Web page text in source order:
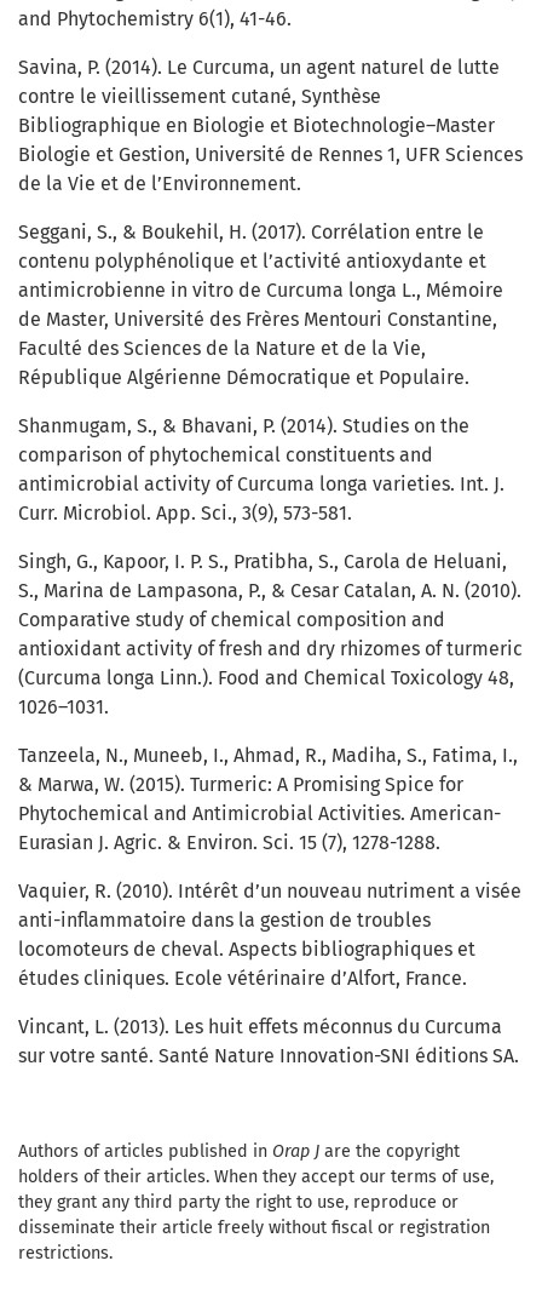
and Phytochemistry 6(1), 41-46.
Savina, P. (2014). Le Curcuma, un agent naturel de lutte
contre le vieillissement cutané, Synthèse
Bibliographique en Biologie et Biotechnologie–Master
Biologie et Gestion, Université de Rennes 1, UFR Sciences
de la Vie et de l’Environnement.
Seggani, S., & Boukehil, H. (2017). Corrélation entre le
contenu polyphénolique et l’activité antioxydante et
antimicrobienne in vitro de Curcuma longa L., Mémoire
de Master, Université des Frères Mentouri Constantine,
Faculté des Sciences de la Nature et de la Vie,
République Algérienne Démocratique et Populaire.
Shanmugam, S., & Bhavani, P. (2014). Studies on the
comparison of phytochemical constituents and
antimicrobial activity of Curcuma longa varieties. Int. J.
Curr. Microbiol. App. Sci., 3(9), 573-581.
Singh, G., Kapoor, I. P. S., Pratibha, S., Carola de Heluani,
S., Marina de Lampasona, P., & Cesar Catalan, A. N. (2010).
Comparative study of chemical composition and
antioxidant activity of fresh and dry rhizomes of turmeric
(Curcuma longa Linn.). Food and Chemical Toxicology 48,
1026–1031.
Tanzeela, N., Muneeb, I., Ahmad, R., Madiha, S., Fatima, I.,
& Marwa, W. (2015). Turmeric: A Promising Spice for
Phytochemical and Antimicrobial Activities. American-
Eurasian J. Agric. & Environ. Sci. 15 (7), 1278-1288.
Vaquier, R. (2010). Intérêt d’un nouveau nutriment a visée
anti-inflammatoire dans la gestion de troubles
locomoteurs de cheval. Aspects bibliographiques et
études cliniques. Ecole vétérinaire d’Alfort, France.
Vincant, L. (2013). Les huit effets méconnus du Curcuma
sur votre santé. Santé Nature Innovation-SNI éditions SA.
Authors of articles published in Orap J are the copyright
holders of their articles. When they accept our terms of use,
they grant any third party the right to use, reproduce or
disseminate their article freely without fiscal or registration
restrictions.